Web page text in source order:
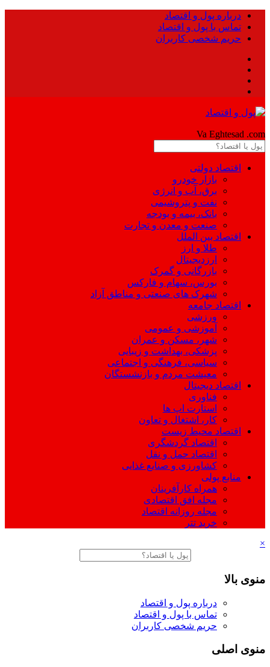
درباره پول و اقتصاد
تماس با پول و اقتصاد
حریم شخصی کاربران
Va Eghtesad .com
اقتصاد دولتی
بازار خودرو
برق، آب و انرژی
نفت و پتروشیمی
بانک، بیمه و بودجه
صنعت و معدن و تجارت
اقتصاد بین الملل
طلا و ارز
ارزدیجیتال
بازرگانی و گمرک
بورس، سهام و فارکس
شهرک های صنعتی و مناطق آزاد
اقتصاد جامعه
ورزشی
آموزشی و عمومی
شهر، مسکن و عمران
پزشکی، بهداشت و زیبایی
سیاسی، فرهنگی و اجتماعی
معیشت مردم و بازنشستگان
اقتصاد دیجیتال
فناوری
استارت اپ ها
کار، اشتغال و تعاون
اقتصاد محیط زیست
اقتصاد گردشگری
اقتصاد حمل و نقل
کشاورزی و صنایع غذایی
منابع پولی
همراه کارآفرینان
مجله افق اقتصادی
مجله روزانه اقتصاد
خرید تتر
×
منوی بالا
درباره پول و اقتصاد
تماس با پول و اقتصاد
حریم شخصی کاربران
منوی اصلی